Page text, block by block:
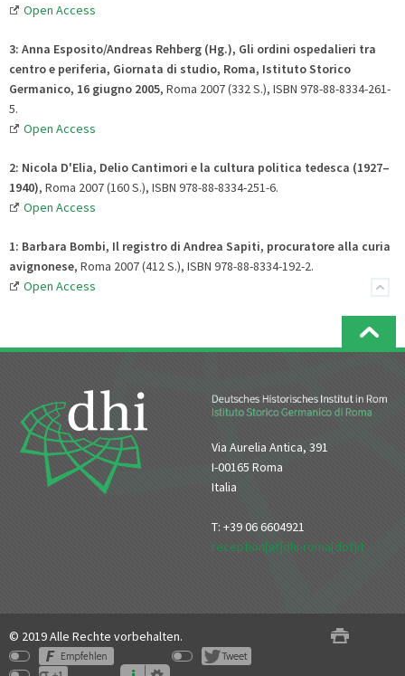
Open Access
3: Anna Esposito/Andreas Rehberg (Hg.), Gli ordini ospedalieri tra
centro e periferia, Giornata di studio, Roma, Istituto Storico
Germanico, 16 giugno 2005, Roma 2007 (332 S.), ISBN 978-88-8334-261-
5.
Open Access
2: Nicola D'Elia, Delio Cantimori e la cultura politica tedesca (1927–
1940), Roma 2007 (160 S.), ISBN 978-88-8334-251-6.
Open Access
1: Barbara Bombi, Il registro di Andrea Sapiti, procuratore alla curia
avignonese, Roma 2007 (412 S.), ISBN 978-88-8334-192-2.
Open Access
Via Aurelia Antica, 391
I-00165 Roma
Italia
T: +39 06 6604921
reception[at]dhi-roma[dot]it
© 2019 Alle Rechte vorbehalten.